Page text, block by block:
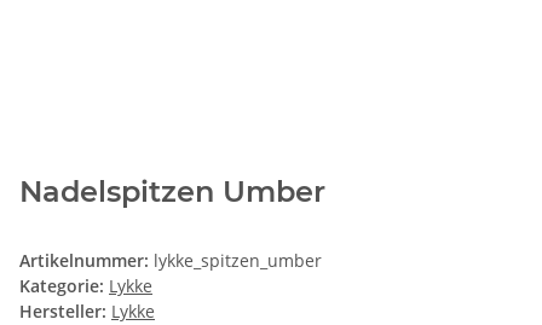
Nadelspitzen Umber
Artikelnummer: lykke_spitzen_umber
Kategorie: Lykke
Hersteller: Lykke